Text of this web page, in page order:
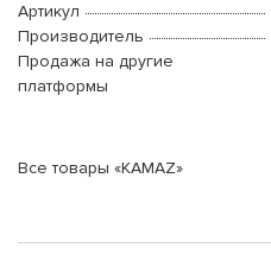
Артикул
Производитель
Продажа на другие
платформы
Все товары «KAMAZ»